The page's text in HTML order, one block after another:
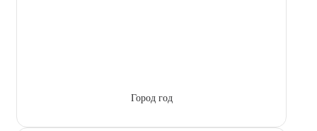
Город год